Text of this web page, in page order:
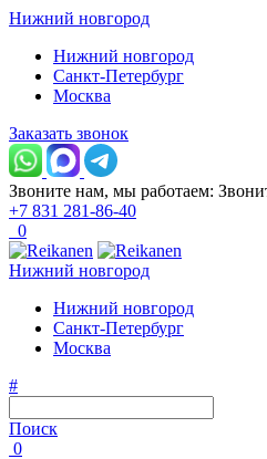
Нижний новгород
Нижний новгород
Санкт-Петербург
Москва
Заказать звонок
Звоните нам, мы работаем:
+7 831 281-86-40
0
Нижний новгород
Нижний новгород
Санкт-Петербург
Москва
#
Поиск
0